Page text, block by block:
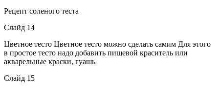
Рецепт соленого теста
Слайд 14
Цветное тесто Цветное тесто можно сделать самим Для этого
в простое тесто надо добавить пищевой краситель или
акварельные краски, гуашь
Слайд 15